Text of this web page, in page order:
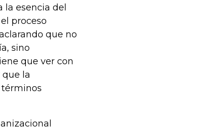
la esencia del
proceso
que no
sino
que ver con
la